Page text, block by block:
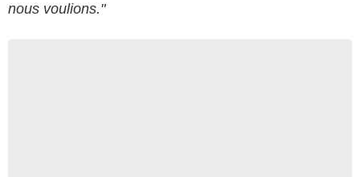
nous voulions."